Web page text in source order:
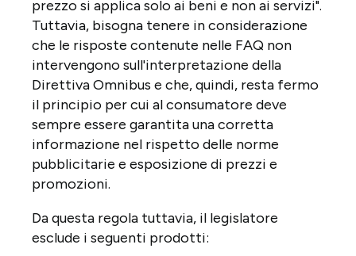
prezzo si applica solo ai beni e non ai servizi".
Tuttavia, bisogna tenere in considerazione
che le risposte contenute nelle FAQ non
intervengono sull'interpretazione della
Direttiva Omnibus e che, quindi, resta fermo
il principio per cui al consumatore deve
sempre essere garantita una corretta
informazione nel rispetto delle norme
pubblicitarie e esposizione di prezzi e
promozioni.
Da questa regola tuttavia, il legislatore
esclude i seguenti prodotti: